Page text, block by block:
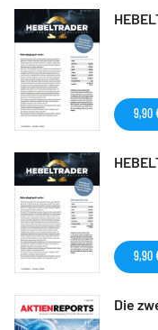
9,90
9,90
Die